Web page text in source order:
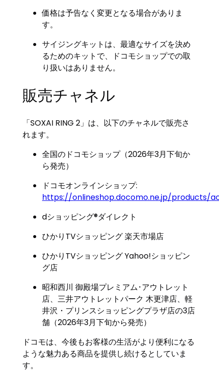
価格は予告なく変更となる場合がありま
す。
サイジングキットは、最適なサイズを決め
るためのキットで、ドコモショップでの取
り扱いはありません。
販売チャネル
「SOXAI RING 2」は、以下のチャネルで販売さ
れます。
全国のドコモショップ（2026年3月下旬か
ら発売）
ドコモオンラインショップ:
https://onlineshop.docomo.ne.jp/products/
dショッピング®ダイレクト
ひかりTVショッピング 楽天市場店
ひかりTVショッピング Yahoo!ショッピン
グ店
昭和西川 御殿場プレミアム･アウトレット
店、三井アウトレットパーク 木更津店、軽
井沢・プリンスショッピングプラザ店の3店
舗（2026年3月下旬から発売）
ドコモは、今後もお客様の生活がより便利になる
ような魅力ある商品を提供し続けるとしていま
す。